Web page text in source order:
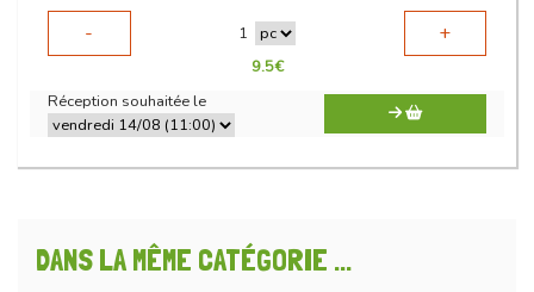
-
1 +
9.5€
Réception souhaitée le
DANS LA MÊME CATÉGORIE ...